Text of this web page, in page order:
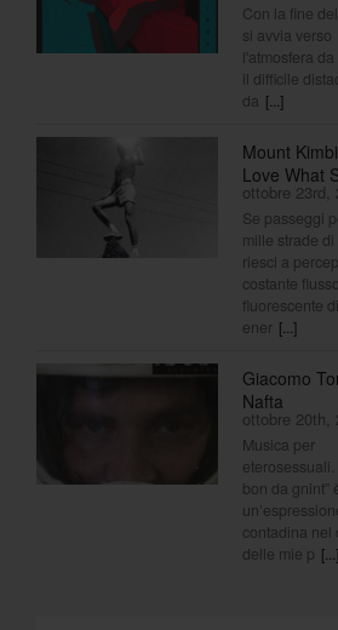
Con la fine
si avvia verso
l'atmosfera
il difficile
da [...]
Mount
Love What
ottobre 23rd,
Se passeggi
mille strade
riesci a
costante flusso
fluorescente di
ener [...]
Giacomo
Nafta
ottobre 20th,
Musica per
eterosessuali.
bon da gnint”
contadina nel
delle mie p [...]